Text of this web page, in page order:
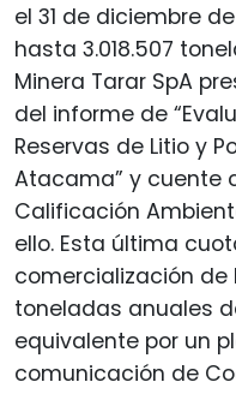
el 31 de diciembre
hasta 3.018.507
Minera Tarar SpA
del informe de
Reservas de Litio y
Atacama” y cuente
Calificación
ello. Esta última
comercialización de
toneladas anuales
equivalente por un
comunicación de